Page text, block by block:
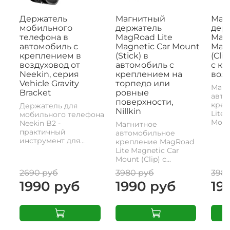
Держатель
мобильного
телефона в
автомобиль с
креплением в
воздуховод от
Neekin, серия
Vehicle Gravity
Bracket
Держатель для
мобильного телефона
Neekin B2 -
практичный
инструмент для...
2690 руб
1990 руб
Магнитный
держатель
MagRoad Lite
Magnetic Car Mount
(Stick) в
автомобиль с
креплением на
торпедо или
ровные
поверхности,
Nillkin
Магнитное
автомобильное
крепление MagRoad
Lite Magnetic Car
Mount (Clip) с...
3980 руб
1990 руб
с
Lite